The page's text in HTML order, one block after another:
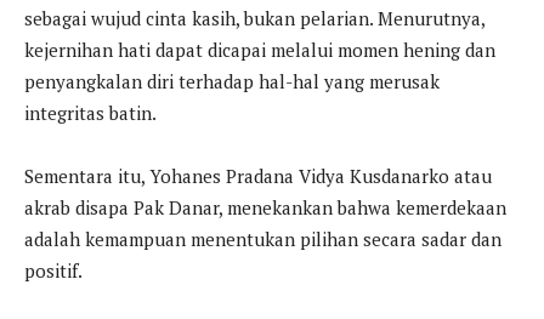
sebagai wujud cinta kasih, bukan pelarian. Menurutnya,
kejernihan hati dapat dicapai melalui momen hening dan
penyangkalan diri terhadap hal-hal yang merusak
integritas batin.
Sementara itu, Yohanes Pradana Vidya Kusdanarko atau
akrab disapa Pak Danar, menekankan bahwa kemerdekaan
adalah kemampuan menentukan pilihan secara sadar dan
positif.